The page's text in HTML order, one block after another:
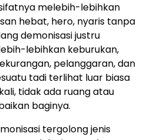
melebih-lebihkan
hebat, hero, nyaris tanpa
demonisasi justru
lebihkan keburukan,
pelanggaran, dan
tadi terlihat luar biasa
tidak ada ruang atau
baginya.
tergolong jenis